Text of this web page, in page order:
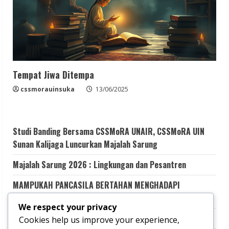
Tempat Jiwa Ditempa
cssmorauinsuka 13/06/2025
Studi Banding Bersama CSSMoRA UNAIR, CSSMoRA UIN
Sunan Kalijaga Luncurkan Majalah Sarung
Majalah Sarung 2026 : Lingkungan dan Pesantren
MAMPUKAH PANCASILA BERTAHAN MENGHADAPI
Aku Memilih Terluka
We respect your privacy
Cookies help us improve your experience,